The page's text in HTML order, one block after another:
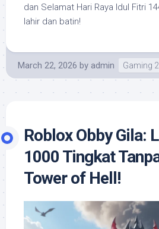
dan Selamat Hari Raya Idul Fitri
lahir dan batin!
March 22, 2026 by admin Gaming
Roblox Obby Gila:
1000 Tingkat
Tower of Hell!